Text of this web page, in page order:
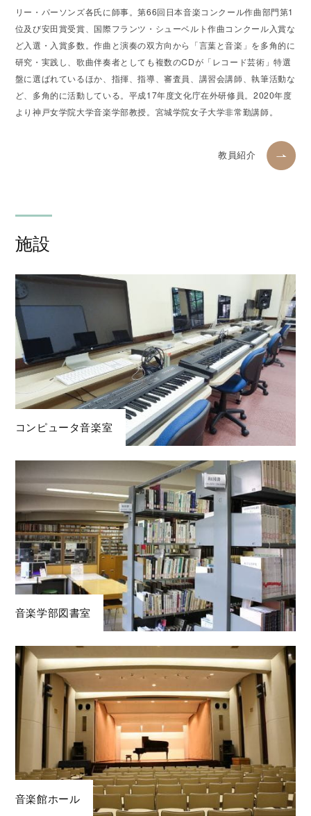
リー・パーソンズ各氏に師事。第66回日本音楽コンクール作曲部門第1
位及び安田賞受賞、国際フランツ・シューベルト作曲コンクール入賞な
ど入選・入賞多数。作曲と演奏の双方向から「言葉と音楽」を多角的に
研究・実践し、歌曲伴奏者としても複数のCDが「レコード芸術」特選
盤に選ばれているほか、指揮、指導、審査員、講習会講師、執筆活動な
ど、多角的に活動している。平成17年度文化庁在外研修員。2020年度
より神戸女学院大学音楽学部教授。宮城学院女子大学非常勤講師。
教員紹介
施設
コンピュータ音楽室
音楽学部図書室
音楽館ホール